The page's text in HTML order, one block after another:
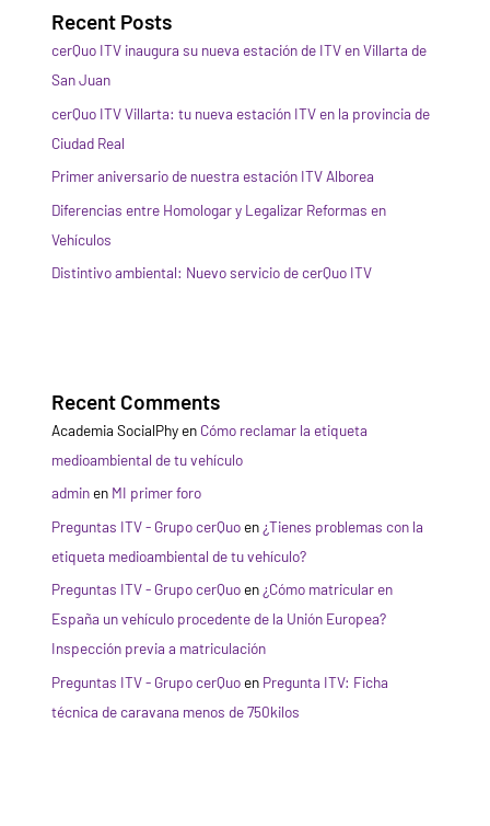
Recent Posts
cerQuo ITV inaugura su nueva estación de ITV en Villarta de
San Juan
cerQuo ITV Villarta: tu nueva estación ITV en la provincia de
Ciudad Real
Primer aniversario de nuestra estación ITV Alborea
Diferencias entre Homologar y Legalizar Reformas en
Vehículos
Distintivo ambiental: Nuevo servicio de cerQuo ITV
Recent Comments
Academia SocialPhyen Cómo reclamar la etiqueta
medioambiental de tu vehículo
adminen MI primer foro
Preguntas ITV - Grupo cerQuoen ¿Tienes problemas con la
etiqueta medioambiental de tu vehículo?
Preguntas ITV - Grupo cerQuoen ¿Cómo matricular en
España un vehículo procedente de la Unión Europea?
Inspección previa a matriculación
Preguntas ITV - Grupo cerQuoen Pregunta ITV: Ficha
técnica de caravana menos de 750kilos